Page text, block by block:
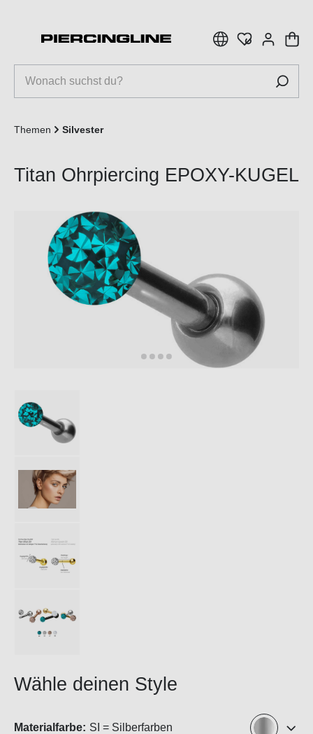
Themen Silvester
Titan Ohrpiercing EPOXY-KUGEL
Wähle deinen Style
Materialfarbe: SI = Silberfarben